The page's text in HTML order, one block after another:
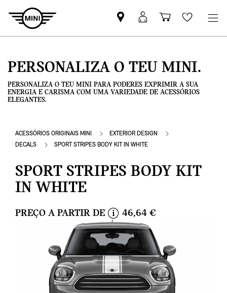
Pesquisar
parceiro
Iniciar
sessão
Carrinho
de
Wishlist
PERSONALIZA O TEU MINI.
PERSONALIZA O TEU MINI PARA PODERES EXPRIMIR A SUA
ENERGIA E CARISMA COM UMA VARIEDADE DE ACESSÓRIOS
ELEGANTES.
ACESSÓRIOS ORIGINAIS MINI
EXTERIOR DESIGN
DECALS
SPORT STRIPES BODY KIT IN WHITE
SPORT STRIPES BODY KIT
IN WHITE
PREÇO A PARTIR DE
i
n
o
46,64 €